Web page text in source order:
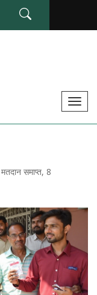
टॉ
र
समाप्त, 8